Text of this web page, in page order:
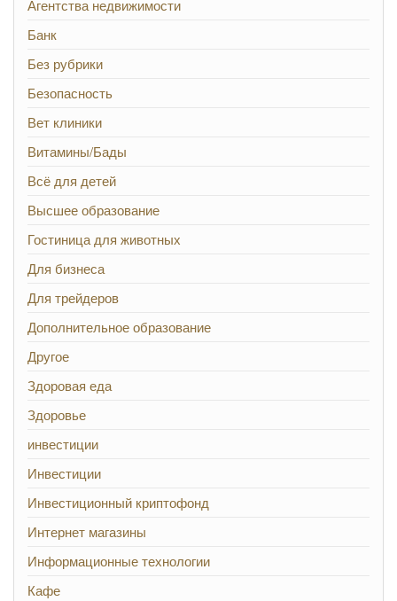
Агентства недвижимости
Банк
Без рубрики
Безопасность
Вет клиники
Витамины/Бады
Всё для детей
Высшее образование
Гостиница для животных
Для бизнеса
Для трейдеров
Дополнительное образование
Другое
Здоровая еда
Здоровье
инвестиции
Инвестиции
Инвестиционный криптофонд
Интернет магазины
Информационные технологии
Кафе